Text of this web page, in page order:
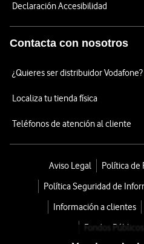
Declaración Accesibilidad
Contacta con nosotros
¿Quieres ser distribuidor Vodafone?
Localiza tu tienda física
Teléfonos de atención al cliente
Aviso Legal
Política de
Política Seguridad de
Información a clientes
Fondos Públicos